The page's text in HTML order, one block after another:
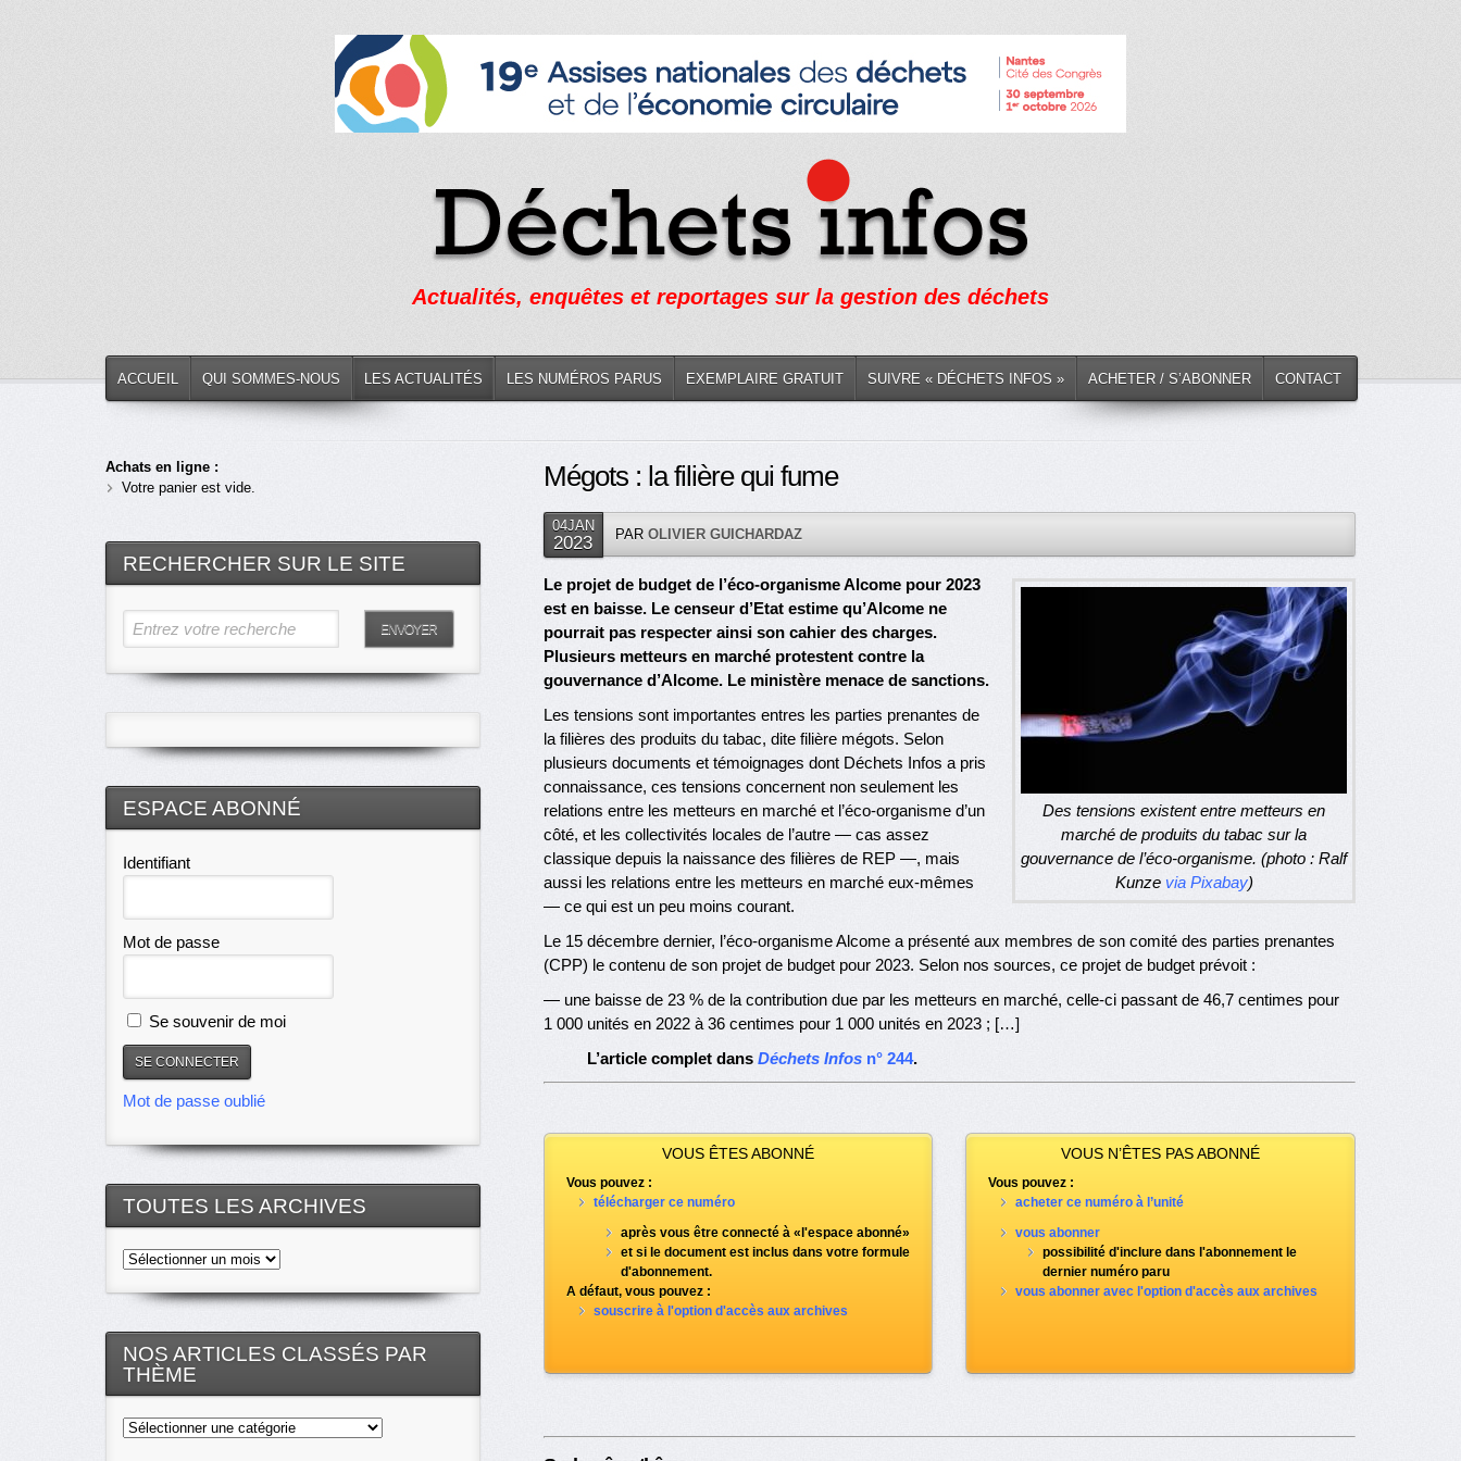
Actualités, enquêtes et reportages sur la gestion des déchets
ACCUEIL QUI SOMMES-NOUS LES ACTUALITÉS LES NUMÉROS PARUS EXEMPLAIRE GRATUIT SUIVRE « DÉCHETS INFOS » ACHETER / S’ABONNER CONTACT
Mégots : la filière qui fume
04JAN
2023 PAR OLIVIER GUICHARDAZ
Des tensions existent entre metteurs en
marché de produits du tabac sur la
gouvernance de l’éco-organisme. (photo : Ralf
Kunze via Pixabay)
Le projet de budget de l’éco-organisme Alcome pour 2023
est en baisse. Le censeur d’Etat estime qu’Alcome ne
pourrait pas respecter ainsi son cahier des charges.
Plusieurs metteurs en marché protestent contre la
gouvernance d’Alcome. Le ministère menace de sanctions.
Les tensions sont importantes entres les parties prenantes de
la filières des produits du tabac, dite filière mégots. Selon
plusieurs documents et témoignages dont Déchets Infos a pris
connaissance, ces tensions concernent non seulement les
relations entre les metteurs en marché et l’éco-organisme d’un
côté, et les collectivités locales de l’autre — cas assez
classique depuis la naissance des filières de REP —, mais
aussi les relations entre les metteurs en marché eux-mêmes
— ce qui est un peu moins courant.
Le 15 décembre dernier, l’éco-organisme Alcome a présenté aux membres de son comité des parties prenantes
(CPP) le contenu de son projet de budget pour 2023. Selon nos sources, ce projet de budget prévoit :
— une baisse de 23 % de la contribution due par les metteurs en marché, celle-ci passant de 46,7 centimes pour
1 000 unités en 2022 à 36 centimes pour 1 000 unités en 2023 ; […]
L’article complet dans Déchets Infosn° 244.
VOUS ÊTES ABONNÉ
Vous pouvez :
télécharger ce numéro
après vous être connecté à «l'espace abonné»
et si le document est inclus dans votre formule
d'abonnement.
A défaut, vous pouvez :
souscrire à l'option d'accès aux archives
VOUS N’ÊTES PAS ABONNÉ
Vous pouvez :
acheter ce numéro à l’unité
vous abonner
possibilité d'inclure dans l'abonnement le
dernier numéro paru
vous abonner avec l'option d'accès aux archives
Achats en ligne :
Votre panier est vide.
RECHERCHER SUR LE SITE
Entrez votre recherche ENVOYER
ESPACE ABONNÉ
Identifiant
Mot de passe
Se souvenir de moi
Mot de passe oublié
TOUTES LES ARCHIVES
Toutes
archives
NOS ARTICLES CLASSÉS PAR
THÈME
Nos